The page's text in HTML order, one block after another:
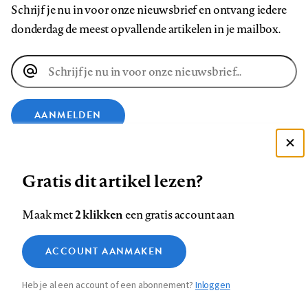
Schrijf je nu in voor onze nieuwsbrief en ontvang iedere
donderdag de meest opvallende artikelen in je mailbox.
E-
mailadres
AANMELDEN
op
Facebook
op
LinkedIn
op
Bluesky
ons
op
InstagramYouTube
Footer
Contact Colofon Disclaimer Privacy
Medische vragen verdienen
betrouwbare antwoorden
Gratis dit artikel lezen?
Maak met2 klikkeneen gratis account aan
ACCOUNT AANMAKEN
Heb je al een account of een abonnement?Inloggen
Zie onze cookie policy
Analytische cookies
Marketing cookies